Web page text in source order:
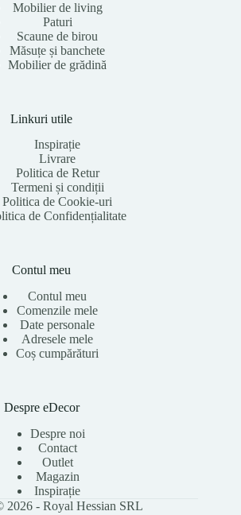
Mobilier de living
Paturi
Scaune de birou
Măsuțe și banchete
Mobilier de grădină
Linkuri utile
Inspirație
Livrare
Politica de Retur
Termeni și condiții
Politica de Cookie-uri
de Confidențialitate
Contul meu
Contul meu
Comenzile mele
Date personale
Adresele mele
Coș cumpărături
Despre eDecor
Despre noi
Contact
Outlet
Magazin
Inspirație
2026 - Royal Hessian SRL